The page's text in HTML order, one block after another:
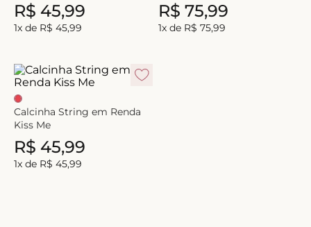
R$ 45,99
1x de R$ 45,99
R$ 75,99
1x de R$ 75,99
Calcinha String em Renda
Kiss Me
R$ 45,99
1x de R$ 45,99
anatomic
calcinha alta
short doll
biquini